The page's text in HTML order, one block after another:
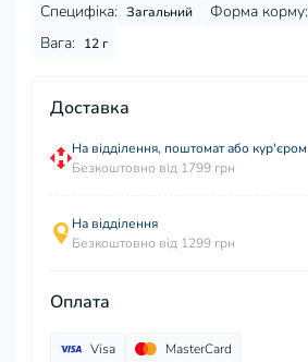
Специфіка: Загальний Форма корму:
Вага: 12 г
Доставка
На відділення, поштомат або кур'єром
Безкоштовно від 1799 грн
На відділення
Безкоштовно від 1299 грн
Оплата
Visa
MasterCard